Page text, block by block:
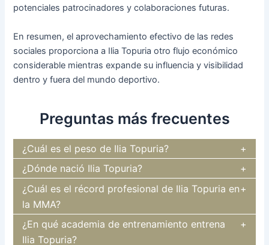
potenciales patrocinadores y colaboraciones futuras.
En resumen, el aprovechamiento efectivo de las redes
sociales proporciona a Ilia Topuria otro flujo económico
considerable mientras expande su influencia y visibilidad
dentro y fuera del mundo deportivo.
Preguntas más frecuentes
¿Cuál es el peso de Ilia Topuria?
¿Dónde nació Ilia Topuria?
¿Cuál es el récord profesional de Ilia Topuria en
la MMA?
¿En qué academia de entrenamiento entrena
Ilia Topuria?